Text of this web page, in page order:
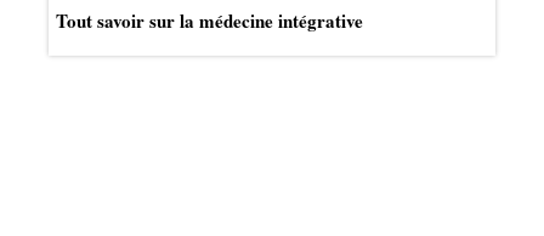
Tout savoir sur la médecine intégrative